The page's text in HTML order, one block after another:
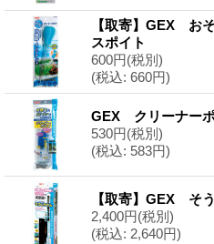
【取寄】GEX お
スポイト
600円(税別)
(税込: 660円)
GEX クリーナー
530円(税別)
(税込: 583円)
【取寄】GEX そ
2,400円(税別)
(税込: 2,640円)